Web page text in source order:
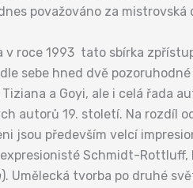
považováno za
v roce 1993 tato sbírka
sebe hned dvě
a Goyi, ale i celá řada
autorů 19. století. Na rozdíl
jsou především velcí
Schmidt-Rottluff,
). Umělecká tvorba po druhé